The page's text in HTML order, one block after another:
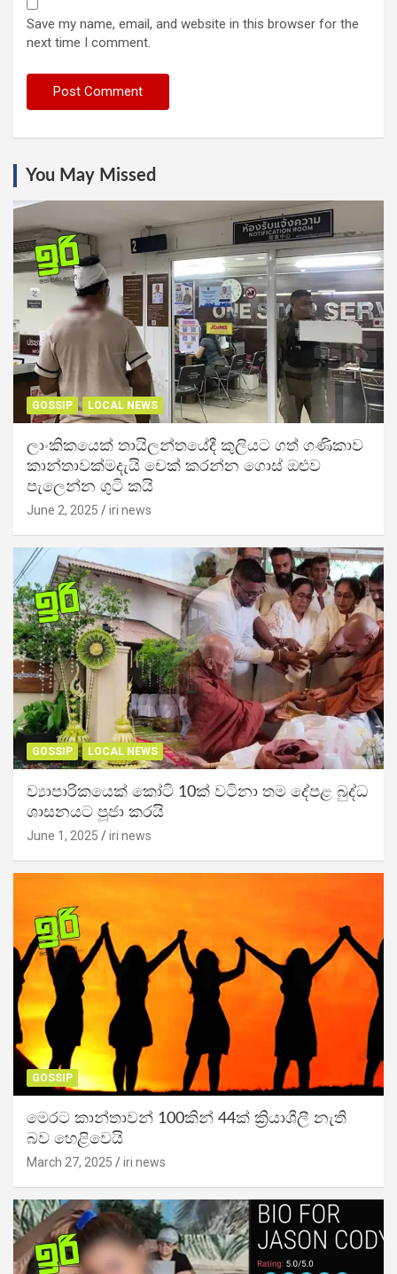
Save my name, email, and website in this browser for the
next time I comment.
You May Missed
GOSSIP LOCAL NEWS
ලාංකිකයෙක් තායිලන්තයේදී කුලියට ගත් ගණිකාව
කාන්තාවක්මදැයි චෙක් කරන්න ගොස් ඔළුව
පැලෙන්න ගුටි කයි
June 2, 2025 iri news
GOSSIP LOCAL NEWS
ව්‍යාපාරිකයෙක් කෝටි 10ක් වටිනා තම දේපළ බුද්ධ
ශාසනයට පූජා කරයි
June 1, 2025 iri news
GOSSIP
මෙරට කාන්තාවන් 100කින් 44ක් ක්‍රියාශීලී නැති
බව හෙළිවෙයි
March 27, 2025 iri news